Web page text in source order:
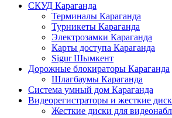
СКУД Караганда
Терминалы Караганда
Турникеты Караганда
Электрозамки Караганда
Карты доступа Караганда
Sigur Шымкент
Дорожные блокираторы Караганда
Шлагбаумы Караганда
Система умный дом Караганда
Видеорегистраторы и жесткие
Жесткие диски для